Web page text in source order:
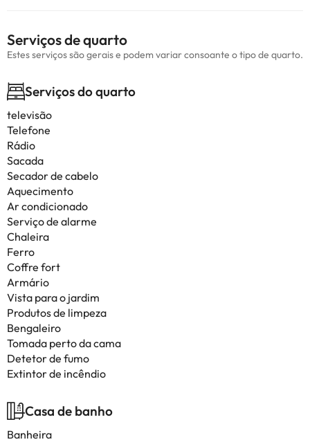
Serviços de quarto
Estes serviços são gerais e podem variar consoante o tipo de quarto.
Serviços do quarto
televisão
Telefone
Rádio
Sacada
Secador de cabelo
Aquecimento
Ar condicionado
Serviço de alarme
Chaleira
Ferro
Coffre fort
Armário
Vista para o jardim
Produtos de limpeza
Bengaleiro
Tomada perto da cama
Detetor de fumo
Extintor de incêndio
Casa de banho
Banheira